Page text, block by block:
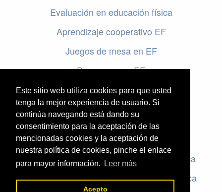
Este sitio web utiliza cookies para que usted
tenga la mejor experiencia de usuario. Si
continúa navegando está dando su
consentimiento para la aceptación de las
mencionadas cookies y la aceptación de
nuestra política de cookies, pinche el enlace
para mayor información.
Leer más
Acepto
Evaluación en educación física
Aprendizaje cooperativo EF
Juegos de mesa en EF
Programar en EF
Cursos online de educación física
Artículos destacados
Evaluación en educación física
Criterios de evaluación en educación física
Rúbricas de evaluación en educación física